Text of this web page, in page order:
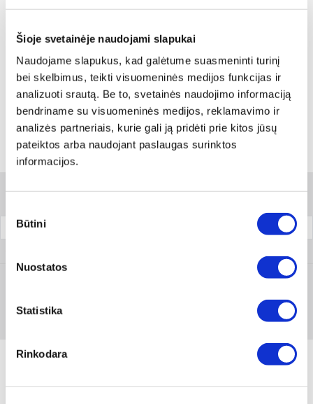
Šioje svetainėje naudojami slapukai
Naudojame slapukus, kad galėtume suasmeninti turinį
bei skelbimus, teikti visuomeninės medijos funkcijas ir
analizuoti srautą. Be to, svetainės naudojimo informaciją
bendriname su visuomeninės medijos, reklamavimo ir
analizės partneriais, kurie gali ją pridėti prie kitos jūsų
pateiktos arba naudojant paslaugas surinktos
informacijos.
pasirinkimas
Būtini
Nuostatos
Statistika
Rinkodara
Reikia daugiau informacijos?
Rodyti artimiausią parduotuvę
Skambinti:+370 694 91387
Variantai
Filtrai
Pakuotė